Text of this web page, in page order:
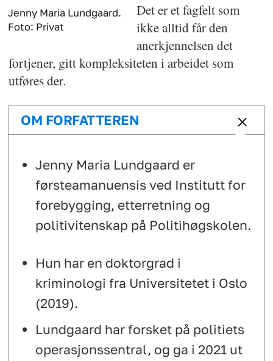
Jenny Maria Lundgaard.
Foto: Privat
Det er et fagfelt som
ikke alltid får den
anerkjennelsen det
fortjener, gitt kompleksiteten i arbeidet som
utføres der.
OM FORFATTEREN
Jenny Maria Lundgaard er
førsteamanuensis ved Institutt for
forebygging, etterretning og
politivitenskap på Politihøgskolen.
Hun har en doktorgrad i
kriminologi fra Universitetet i Oslo
(2019).
Lundgaard har forsket på politiets
operasjonssentral, og ga i 2021 ut